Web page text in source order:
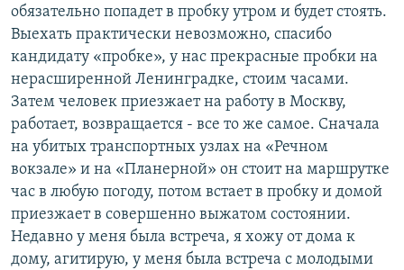
обязательно попадет в пробку утром и будет стоять.
Выехать практически невозможно, спасибо
кандидату «пробке», у нас прекрасные пробки на
нерасширенной Ленинградке, стоим часами.
Затем человек приезжает на работу в Москву,
работает, возвращается - все то же самое. Сначала
на убитых транспортных узлах на «Речном
вокзале» и на «Планерной» он стоит на маршрутке
час в любую погоду, потом встает в пробку и домой
приезжает в совершенно выжатом состоянии.
Недавно у меня была встреча, я хожу от дома к
дому, агитирую, у меня была встреча с молодыми